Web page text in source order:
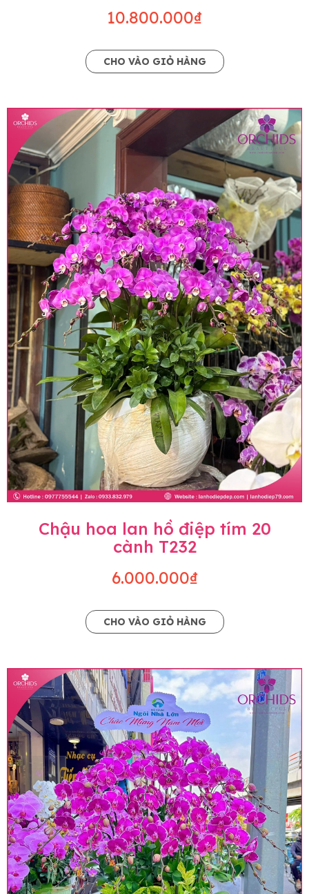
10.800.000₫
CHO VÀO GIỎ HÀNG
Chậu hoa lan hồ điệp tím 20
cành T232
6.000.000₫
CHO VÀO GIỎ HÀNG